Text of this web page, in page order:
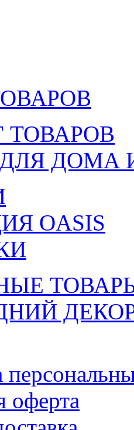
ТОВАРОВ
ДОМА
OASIS
оферта